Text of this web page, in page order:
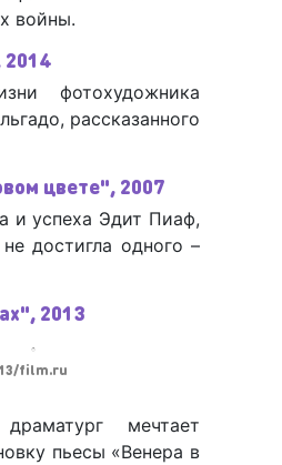
войны.
фотохудожника
рассказанного
цвете", 2007
и успеха Эдит Пиаф,
достигла одного –
2013
film.ru
мечтает
пьесы «Венера в